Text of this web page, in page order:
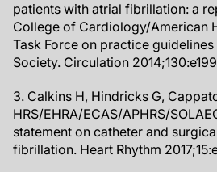
patients with atrial fibrillation: a
College of Cardiology/American
Task Force on practice
Society. Circulation
3. Calkins H, Hindricks G,
HRS/EHRA/ECAS/APHRS/
statement on catheter and
fibrillation. Heart Rhythm